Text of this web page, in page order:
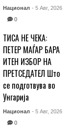
Национал - 5 Авг, 2026
0
ТИСА НЕ ЧЕКА:
ПЕТЕР МАЃАР БАРА
ИТЕН ИЗБОР НА
ПРЕТСЕДАТЕЛ Што
се подготвува во
Унгарија
Национал - 5 Авг, 2026
0